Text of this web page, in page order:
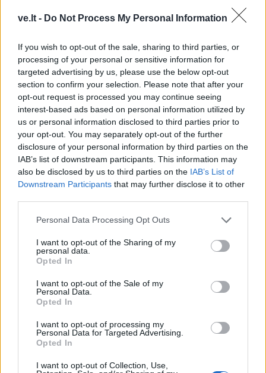
ve.lt - Do Not Process My Personal Information
If you wish to opt-out of the sale, sharing to third parties, or
processing of your personal or sensitive information for
targeted advertising by us, please use the below opt-out
section to confirm your selection. Please note that after your
opt-out request is processed you may continue seeing
interest-based ads based on personal information utilized by
us or personal information disclosed to third parties prior to
your opt-out. You may separately opt-out of the further
disclosure of your personal information by third parties on the
IAB’s list of downstream participants. This information may
also be disclosed by us to third parties on the IAB’s List of
Downstream Participants that may further disclose it to other
Personal Data Processing Opt Outs
I want to opt-out of the Sharing of my
personal data.
Opted In
I want to opt-out of the Sale of my
Personal Data.
Opted In
I want to opt-out of processing my
Personal Data for Targeted Advertising.
Opted In
I want to opt-out of Collection, Use,
Archyvas
„Jaunystėje ištraukėme
laimingą bilietą“
Archyvas
Darius Kasparaitis:
„Mylima šeima – geriau
nei milijonai“
NAUJI